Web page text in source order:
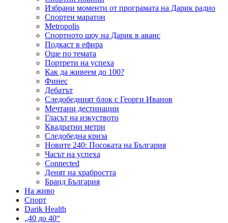
Избрани моменти от програмата на Дарик радио
Спортен маратон
Metropolis
Спортното шоу на Дарик в аванс
Подкаст в ефира
Още по темата
Портрети на успеха
Как да живеем до 100?
Финес
Дебатът
Следобедният блок с Георги Иванов
Мечтани дестинации
Гласът на изкуството
Квадратни метри
Следобедна криза
Новите 240: Посоката на България
Часът на успеха
Connected
Денят на храбростта
Бранд България
На живо
Спорт
Darik Health
„40 до 40“